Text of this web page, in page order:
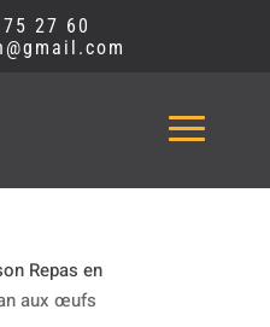
27 60
Repas en
aux œufs